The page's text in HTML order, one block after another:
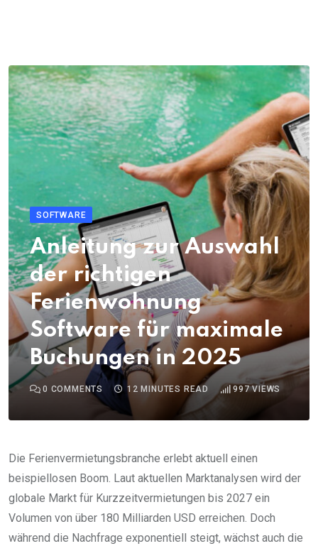
SOFTWARE
Anleitung zur Auswahl
der richtigen
Ferienwohnung
Software für maximale
Buchungen in 2025
0 COMMENTS 12 MINUTES READ 997VIEWS
Die Ferienvermietungsbranche erlebt aktuell einen
beispiellosen Boom. Laut aktuellen Marktanalysen wird der
globale Markt für Kurzzeitvermietungen bis 2027 ein
Volumen von über 180 Milliarden USD erreichen. Doch
während die Nachfrage exponentiell steigt, wächst auch die